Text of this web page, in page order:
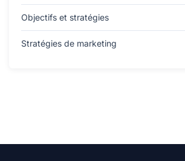
Objectifs et stratégies
Stratégies de marketing